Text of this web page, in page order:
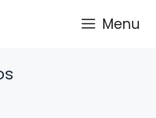
Menu